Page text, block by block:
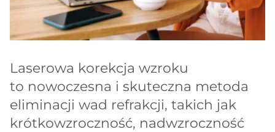
Laserowa korekcja wzroku
to nowoczesna i skuteczna metoda
eliminacji wad refrakcji, takich jak
krótkowzroczność, nadwzroczność